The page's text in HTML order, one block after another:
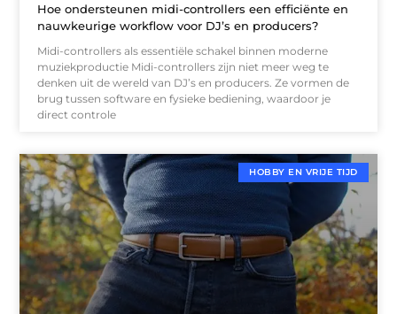
Hoe ondersteunen midi-controllers een efficiënte en
nauwkeurige workflow voor DJ’s en producers?
Midi-controllers als essentiële schakel binnen moderne
muziekproductie Midi-controllers zijn niet meer weg te
denken uit de wereld van DJ’s en producers. Ze vormen de
brug tussen software en fysieke bediening, waardoor je
direct controle
HOBBY EN VRIJE TIJD